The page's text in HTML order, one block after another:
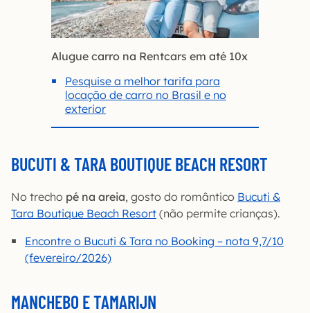
Alugue carro na Rentcars em até 10x
Pesquise a melhor tarifa para
locação de carro no Brasil e no
exterior
BUCUTI & TARA BOUTIQUE BEACH RESORT
No trecho pé na areia, gosto do romântico Bucuti &
Tara Boutique Beach Resort (não permite crianças).
Encontre o Bucuti & Tara no Booking – nota 9,7/10
(fevereiro/2026)
MANCHEBO E TAMARIJN